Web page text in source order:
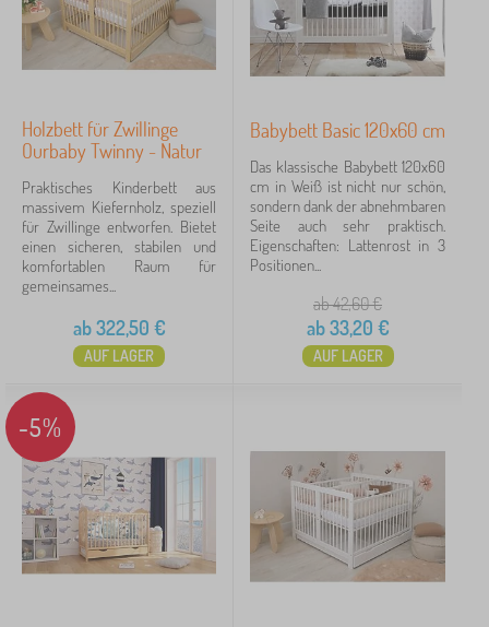
Massiv/Laminat
2
MDF Platte
1
Farbe kinderbetten
Natur
8
Weiß
7
Braun
1
Grau
1
Belastbarkeit
25 Kg
3
Preis
33 €543 €
Holzbett für Zwillinge
Ourbaby Twinny - Natur
Praktisches Kinderbett aus
massivem Kiefernholz, speziell
für Zwillinge entworfen. Bietet
einen sicheren, stabilen und
komfortablen Raum für
gemeinsames...
ab322,50 €
AUF LAGER
Babybett Basic 120x60 cm
Das klassische Babybett 120x60
cm in Weiß ist nicht nur schön,
sondern dank der abnehmbaren
Seite auch sehr praktisch.
Eigenschaften: Lattenrost in 3
Positionen...
ab 42,60€
ab33,20 €
AUF LAGER
-5%